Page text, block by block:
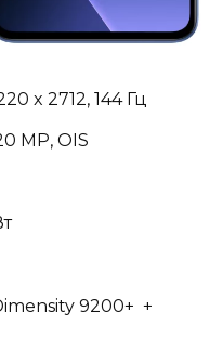
x 2712, 144 Гц
MP, OIS
9200+ +